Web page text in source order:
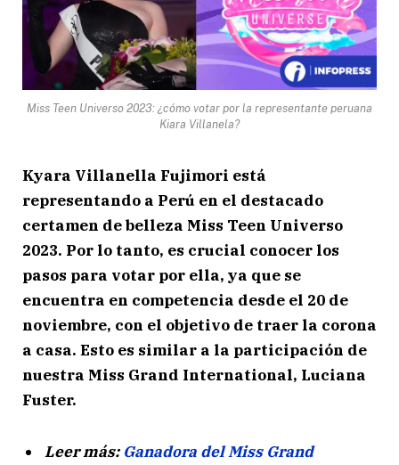
Miss Teen Universo 2023: ¿cómo votar por la representante peruana
Kiara Villanela?
Kyara Villanella Fujimori está
representando a Perú en el destacado
certamen de belleza Miss Teen Universo
2023. Por lo tanto, es crucial conocer los
pasos para votar por ella, ya que se
encuentra en competencia desde el 20 de
noviembre, con el objetivo de traer la corona
a casa. Esto es similar a la participación de
nuestra Miss Grand International, Luciana
Fuster.
Leer más: Ganadora del Miss Grand